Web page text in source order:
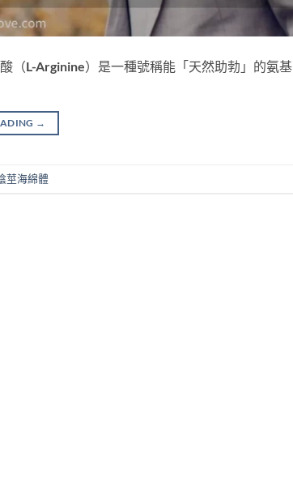
（L-Arginine）是一種號稱能「天然助勃」的氨基
→
莖海綿體